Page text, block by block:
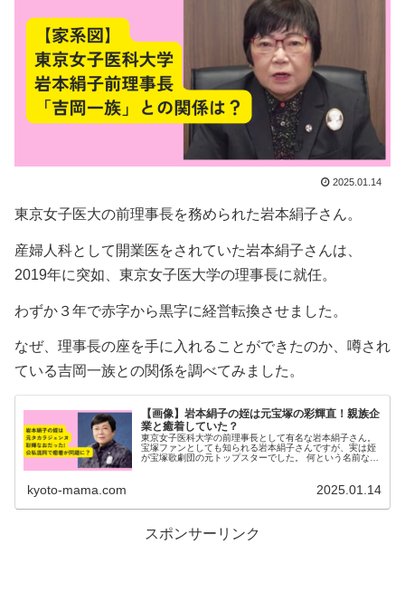
2025.01.14
東京女子医大の前理事長を務められた岩本絹子さん。
産婦人科として開業医をされていた岩本絹子さんは、
2019年に突如、東京女子医大学の理事長に就任。
わずか３年で赤字から黒字に経営転換させました。
なぜ、理事長の座を手に入れることができたのか、噂され
ている吉岡一族との関係を調べてみました。
【画像】岩本絹子の姪は元宝塚の彩輝直！親族企
業と癒着していた？
東京女子医科大学の前理事長として有名な岩本絹子さん。
宝塚ファンとしても知られる岩本絹子さんですが、実は姪
が宝塚歌劇団の元トップスターでした。 何という名前なの
kyoto-mama.com 2025.01.14
スポンサーリンク